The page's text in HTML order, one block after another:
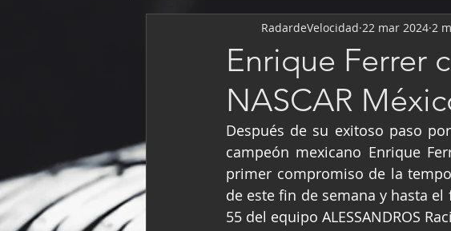
Súper Copa Industria
Mexicanos en el extranjero
Fórmula Ford Vintage
NASCAR México
Enrique Ferrer
NASCAR
RadardeVelocidad 22 mar 2024 2
Después de su exitoso paso
campeón mexicano Enrique
primer compromiso de la
de este fin de semana y hasta
55 del equipo ALESSANDROS